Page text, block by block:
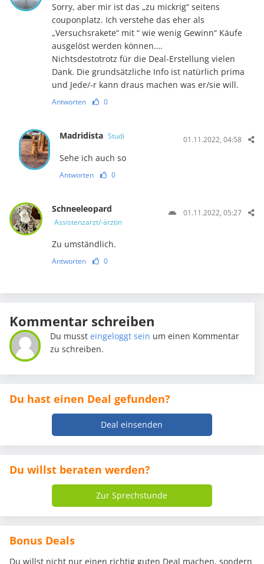
Sorry, aber mir ist das „zu mickrig“ seitens
couponplatz. Ich verstehe das eher als
„Versuchsrakete“ mit “ wie wenig Gewinn“ Käufe
ausgelöst werden können….
Nichtsdestotrotz für die Deal-Erstellung vielen
Dank. Die grundsätzliche Info ist natürlich prima
und Jede/-r kann draus machen was er/sie will.
Antworten 0
Madridista Studi 01.11.2022, 04:58
Sehe ich auch so
Antworten 0
Schneeleopard
Assistenzarzt/-ärztin
01.11.2022, 05:27
Zu umständlich.
Antworten 0
Kommentar schreiben
Du mussteingeloggt sein um einen Kommentar
zu schreiben.
Du hast einen Deal gefunden?
Deal einsenden
Du willst beraten werden?
Zur Sprechstunde
Bonus Deals
Du willst nicht nur einen richtig guten Deal machen, sondern